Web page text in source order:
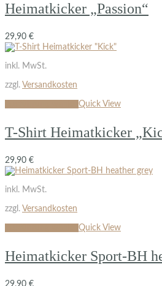
Heimatkicker „Passion“
29,90 €
inkl. MwSt.
zzgl. Versandkosten
Quick View
T-Shirt Heimatkicker
29,90 €
inkl. MwSt.
zzgl. Versandkosten
Quick View
Heimatkicker Sport-BH
29,90 €